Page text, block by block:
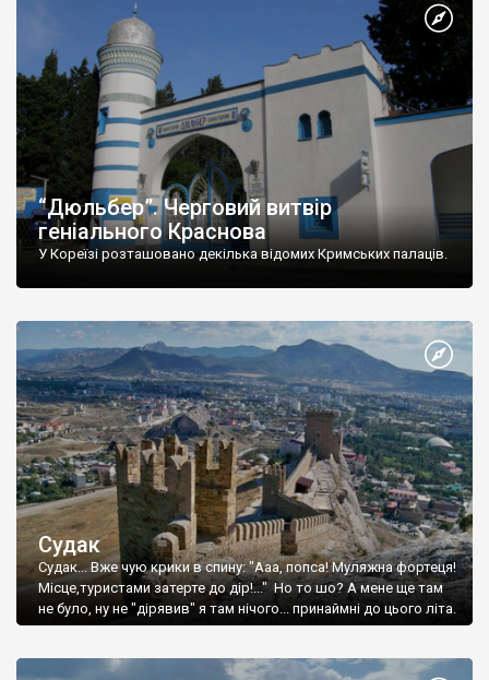
“Дюльбер”. Черговий витвір
геніального Краснова
У Кореїзі розташовано декілька відомих Кримських палаців.
Судак
Судак... Вже чую крики в спину: "Ааа, попса! Муляжна фортеця!
Місце,туристами затерте до дір!..." Но то шо? А мене ще там
не було, ну не "дірявив" я там нічого... принаймні до цього літа.